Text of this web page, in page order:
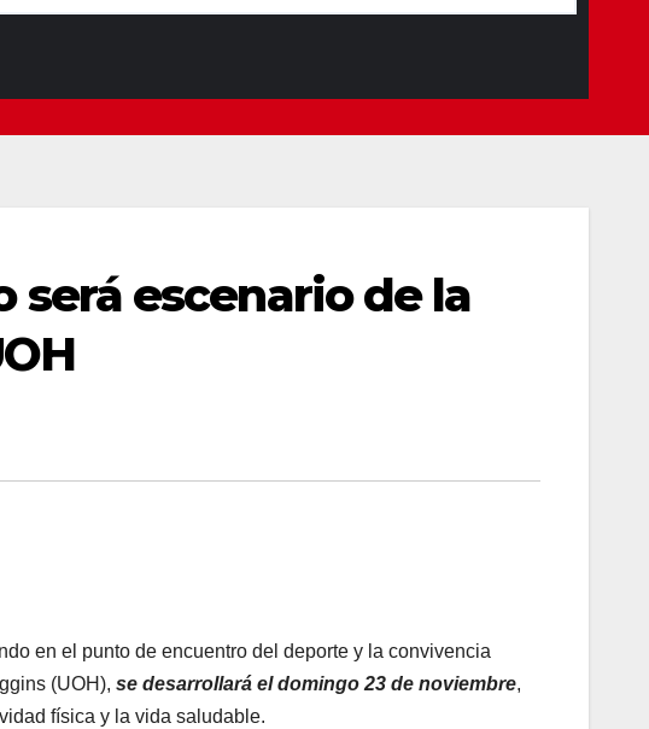
será escenario de la
en el punto de encuentro del deporte y la convivencia
(UOH), se desarrollará el domingo 23 de noviembre,
física y la vida saludable.